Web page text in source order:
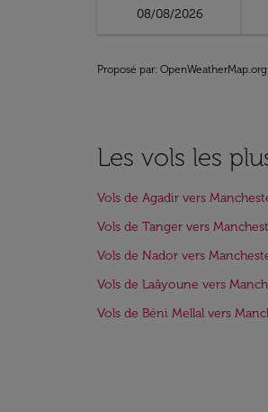
08/08/2026
Proposé par: OpenWeatherMap.org
Les vols les
Vols de Agadir vers
Vols de Tanger vers
Vols de Nador vers
Vols de Laâyoune vers
Vols de Béni Mellal vers